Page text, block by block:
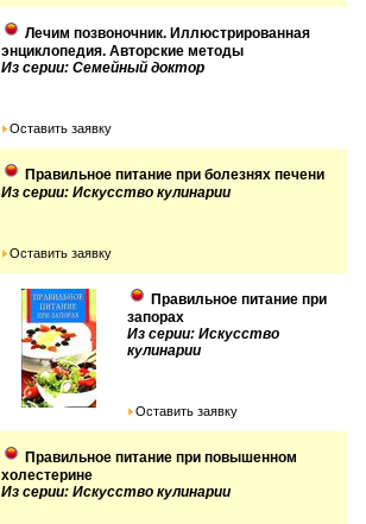
Лечим позвоночник. Иллюстрированная
энциклопедия. Авторские методы
Из серии: Семейный доктор
Оставить заявку
Правильное питание при болезнях печени
Из серии: Искусство кулинарии
Оставить заявку
Правильное питание при
запорах
Из серии: Искусство
кулинарии
Оставить заявку
Правильное питание при повышенном
холестерине
Из серии: Искусство кулинарии